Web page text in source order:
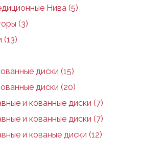
Нива (5)
(3)
(13)
диски (15)
диски (20)
и кованные диски (7)
и кованные диски (7)
и кованые диски (12)